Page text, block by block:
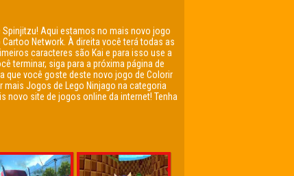
Aqui estamos no mais novo jogo
Network. À direita você terá todas as
caracteres são Kai e para isso use a
terminar, siga para a próxima página de
que você goste deste novo jogo de Colorir
Jogos de Lego Ninjago na categoria
novo site de jogos online da internet! Tenha